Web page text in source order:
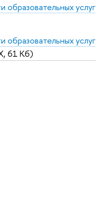
услуг
услуг
61 Кб)